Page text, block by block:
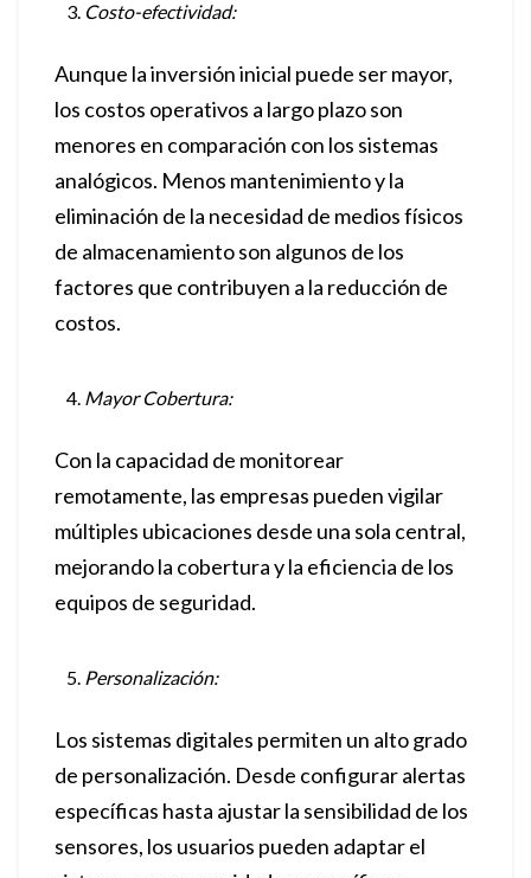
Costo-efectividad:
Aunque la inversión inicial puede ser mayor,
los costos operativos a largo plazo son
menores en comparación con los sistemas
analógicos. Menos mantenimiento y la
eliminación de la necesidad de medios físicos
de almacenamiento son algunos de los
factores que contribuyen a la reducción de
costos.
Mayor Cobertura:
Con la capacidad de monitorear
remotamente, las empresas pueden vigilar
múltiples ubicaciones desde una sola central,
mejorando la cobertura y la eficiencia de los
equipos de seguridad.
Personalización:
Los sistemas digitales permiten un alto grado
de personalización. Desde configurar alertas
específicas hasta ajustar la sensibilidad de los
sensores, los usuarios pueden adaptar el